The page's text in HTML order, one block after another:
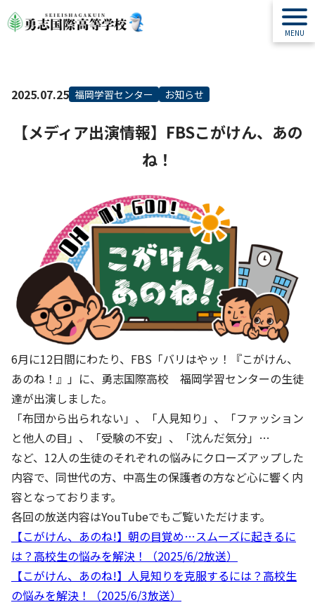
2025.07.25 福岡学習センター お知らせ
【メディア出演情報】FBSこがけん、あの
ね！
6月に12日間にわたり、FBS「バリはやッ！『こがけん、
あのね！』」に、勇志国際高校 福岡学習センターの生徒
達が出演しました。
「布団から出られない」、「人見知り」、「ファッション
と他人の目」、「受験の不安」、「沈んだ気分」…
など、12人の生徒のそれぞれの悩みにクローズアップした
内容で、同世代の方、中高生の保護者の方など心に響く内
容となっております。
各回の放送内容はYouTubeでもご覧いただけます。
【こがけん、あのね!】朝の目覚め…スムーズに起きるに
は？高校生の悩みを解決！（2025/6/2放送）
【こがけん、あのね!】人見知りを克服するには？高校生
の悩みを解決！（2025/6/3放送）